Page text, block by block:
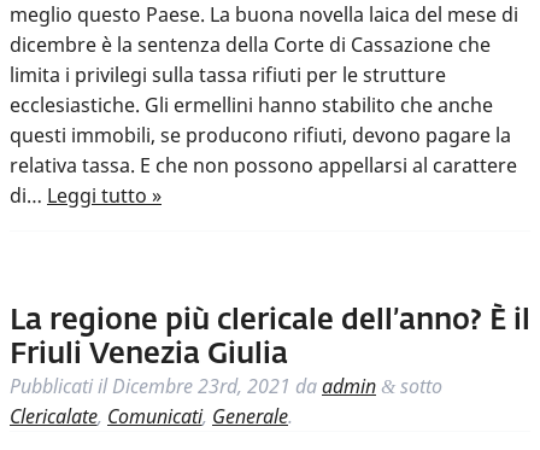
meglio questo Paese. La buona novella laica del mese di
dicembre è la sentenza della Corte di Cassazione che
limita i privilegi sulla tassa rifiuti per le strutture
ecclesiastiche. Gli ermellini hanno stabilito che anche
questi immobili, se producono rifiuti, devono pagare la
relativa tassa. E che non possono appellarsi al carattere
di… Leggi tutto »
La regione più clericale dell’anno? È il
Friuli Venezia Giulia
Pubblicati ilDicembre 23rd, 2021 daadmin & sotto
Clericalate, Comunicati, Generale.